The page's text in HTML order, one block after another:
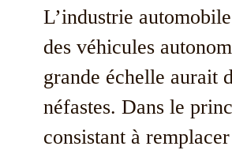
L’industrie
des véhicules
grande échelle aurait
néfastes. Dans le
consistant à